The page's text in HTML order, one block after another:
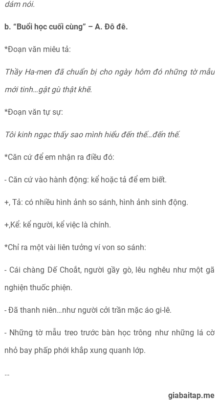
dám nói.
b. “Buổi học cuối cùng” – A. Đô đê.
*Đoạn văn miêu tả:
Thầy Ha-men đã chuẩn bị cho ngày hôm đó những tờ mẫu
mới tinh…gật gù thật khẽ.
*Đoạn văn tự sự:
Tôi kinh ngạc thấy sao mình hiểu đến thế…đến thế.
*Căn cứ để em nhận ra điều đó:
- Căn cứ vào hành động: kể hoặc tả để em biết.
+, Tả: có nhiều hình ảnh so sánh, hình ảnh sinh động.
+,Kể: kể người, kể việc là chính.
*Chỉ ra một vài liên tưởng ví von so sánh:
- Cái chàng Dế Choắt, người gầy gò, lêu nghêu như một gã
nghiện thuốc phiện.
- Đã thanh niên…như người cởi trần mặc áo gi-lê.
- Những tờ mẫu treo trước bàn học trông như những lá cờ
nhỏ bay phấp phới khắp xung quanh lớp.
…
giabaitap.me